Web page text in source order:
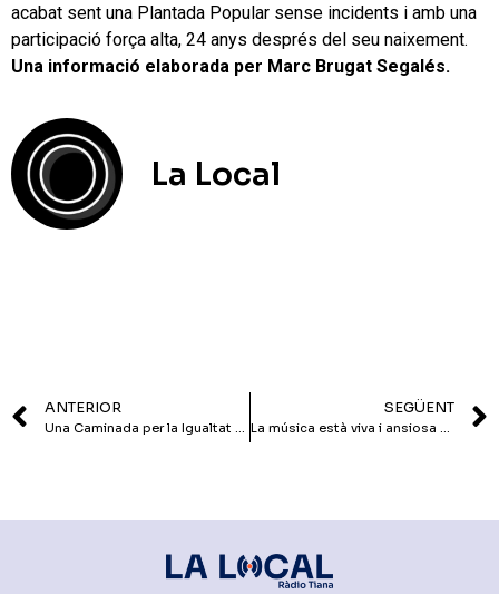
acabat sent una Plantada Popular sense incidents i amb una
participació força alta, 24 anys després del seu naixement.
Una informació elaborada per Marc Brugat Segalés.
La Local
ANTERIOR
Una Caminada per la Igualtat poc multitudinària
SEGÜENT
La música està viva i ansiosa d’explicar històries